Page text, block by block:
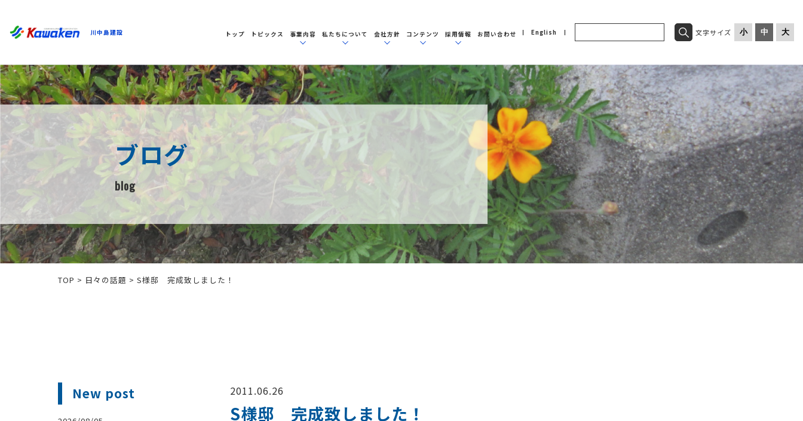
川中島建設 トップ トピックス 事業内容 私たちについて 会社方針 コンテンツ 採用情報 お問い合わせ English 文字サイズ 小 中 大
ブログ
blog
TOP > 日々の話題 > S様邸 完成致しました！
2011.06.26
S様邸 完成致しました！
New post